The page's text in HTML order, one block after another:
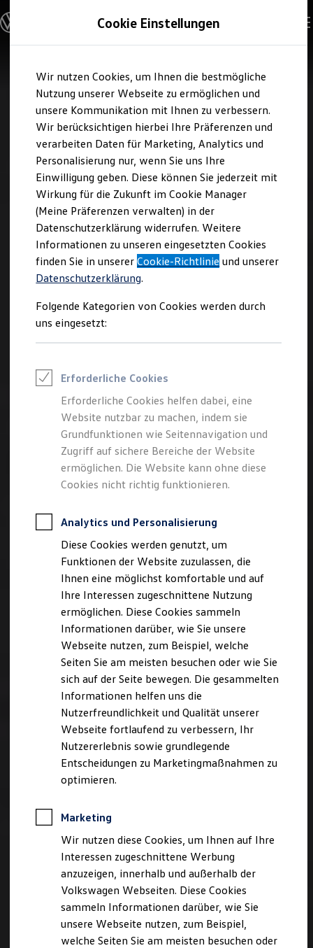
Hauptinhalt
springen
Footer
springen
Modelle & Konfigurator
Nutzfahrzeugkategorien entdecken
Modelle konfigurieren
Vorgängermodelle und Oldtimer
Vorgängermodelle
Oldtimer
Bulli Historie
Branchenlösungen & Gewerbekunden
Umbaulösungen und Hersteller finden
Auf- und Umbauten entdecken & konfigurieren
Groß- und Sonderkunden
Großkunden
Kommunen & Behörden
Journalisten
Sportvereine
Branchenlösungen
Bau & Handwerk
Gewerbliche Personenbeförderung
Service & mobile Werkstätten
Kurier, Logistik & Handel
Feuerwehr
Rettungsdienste
ONE Business ID Vorteile
Fahrzeugsuche & Marktplatz
Digitaler Marktplatz
Kauf & Finanzierung
Online-Fahrzeugbewertung
Aktionen & Angebote
E-Auto-Förderung
Für Privatkunden
Für Gewerbekunden
Profi Paket
TopDeal
Zertifizierte Gebrauchtwagen
Für Privatkunden
Für Gewerbekunden
Leasing
Für Privatkunden
Für Gewerbekunden
Versicherungen & Garantien
Garantien
Kfz-Versicherung für Nutzfahrzeuge
Restschuldversicherung
Wartungsverträge
Besitzer & Service
Reparatur & Service
Sommer-Special
Reparatur, Pflege & Inspektion
Servicetermin anfragen
Service-Vorteile bei Volkswagen Nutzfahrzeuge
ServicePlus
Economy Service
Räder & Reifen Service
Ersatzfahrzeuge
Software, Konnektivität & Apps
California App
VW Connect für Ihren ID. Buzz
VW Connect für Ihren Transporter/Caravelle
VW Connect für Ihren Amarok
VW Connect für andere Modelle
Connect Pro
Fleet Interface Data
Multistop Pathfinder
Übersicht Software Updates
Hilfreiches für Besitzer
Cookie Einstellungen
Wir nutzen Cookies, um Ihnen die bestmögliche
Nutzung unserer Webseite zu ermöglichen und
unsere Kommunikation mit Ihnen zu verbessern.
Wir berücksichtigen hierbei Ihre Präferenzen und
verarbeiten Daten für Marketing, Analytics und
Personalisierung nur, wenn Sie uns Ihre
Einwilligung geben. Diese können Sie jederzeit mit
Wirkung für die Zukunft im Cookie Manager
(Meine Präferenzen verwalten) in der
Datenschutzerklärung widerrufen. Weitere
Informationen zu unseren eingesetzten Cookies
finden Sie in unsererCookie-Richtlinie und unserer
Datenschutzerklärung.
Folgende Kategorien von Cookies werden durch
uns eingesetzt:
Erforderliche Cookies
Erforderliche Cookies helfen dabei, eine
Website nutzbar zu machen, indem sie
Grundfunktionen wie Seitennavigation und
Zugriff auf sichere Bereiche der Website
ermöglichen. Die Website kann ohne diese
Cookies nicht richtig funktionieren.
Analytics und Personalisierung
Diese Cookies werden genutzt, um
Funktionen der Website zuzulassen, die
Ihnen eine möglichst komfortable und auf
Ihre Interessen zugeschnittene Nutzung
ermöglichen. Diese Cookies sammeln
Informationen darüber, wie Sie unsere
Webseite nutzen, zum Beispiel, welche
Seiten Sie am meisten besuchen oder wie Sie
sich auf der Seite bewegen. Die gesammelten
Informationen helfen uns die
Nutzerfreundlichkeit und Qualität unserer
Webseite fortlaufend zu verbessern, Ihr
Nutzererlebnis sowie grundlegende
Entscheidungen zu Marketingmaßnahmen zu
optimieren.
Marketing
Wir nutzen diese Cookies, um Ihnen auf Ihre
Interessen zugeschnittene Werbung
anzuzeigen, innerhalb und außerhalb der
Volkswagen Webseiten. Diese Cookies
sammeln Informationen darüber, wie Sie
unsere Webseite nutzen, zum Beispiel,
welche Seiten Sie am meisten besuchen oder